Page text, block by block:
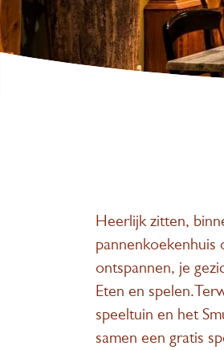
Heerlijk zitten,
pannenkoekenhuis
ontspannen, je
Eten en
speeltuin en het
samen een gratis